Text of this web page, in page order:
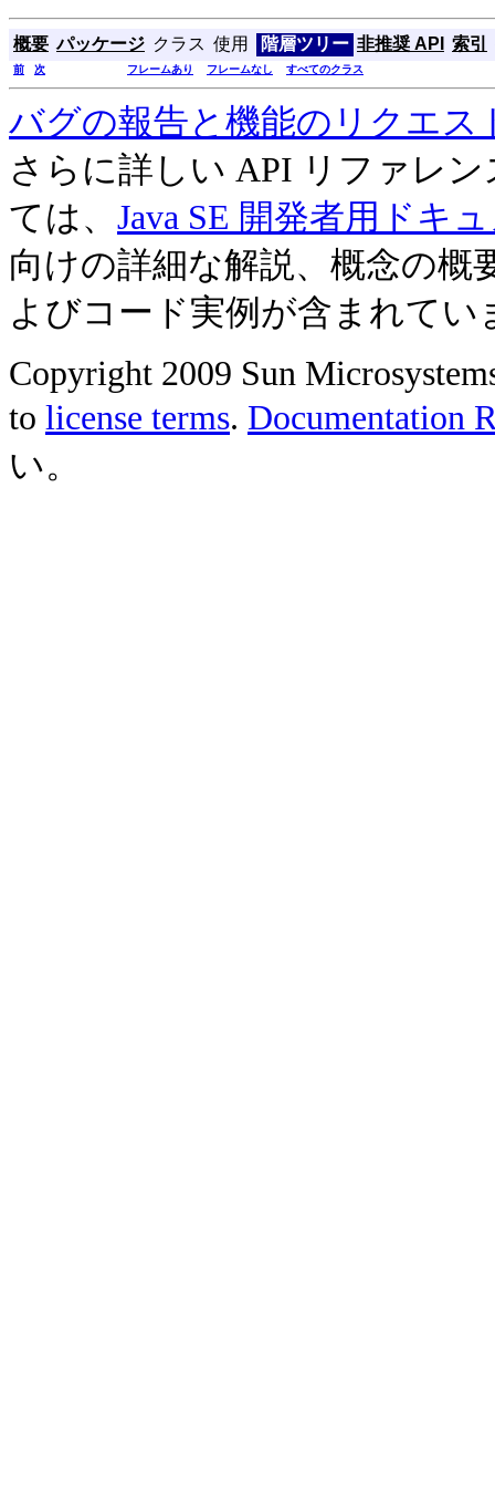
概要 パッケージ クラス 使用 階層ツリー 非推奨 API 索引
前 次 フレームあり フレームなし すべてのクラス
バグの報告と機能のリクエス
さらに詳しい API リファレ
ては、 Java SE 開発者用ドキ
向けの詳細な解説、概念の概
よびコード実例が含まれてい
Copyright 2009 Sun
to license terms. Documentation
い。